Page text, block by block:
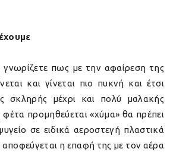
γνωρίζετε πως με την αφαίρεση της
και γίνεται πιο πυκνή και έτσι
σκληρής μέχρι και πολύ μαλακής
προμηθεύεται «χύμα» θα πρέπει
σε ειδικά αεροστεγή πλαστικά
αποφεύγεται η επαφή της με τον αέρα